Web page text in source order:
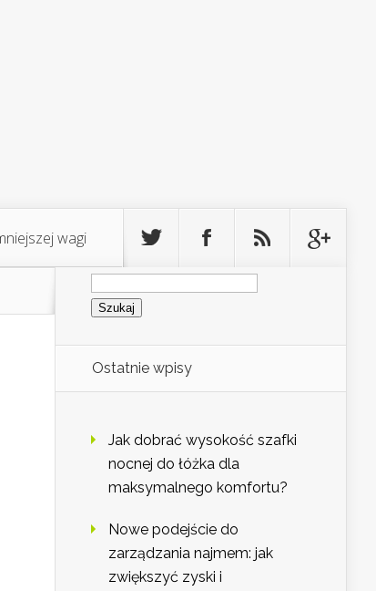
wagi
Szukaj:
Ostatnie wpisy
Jak dobrać wysokość szafki
nocnej do łóżka dla
maksymalnego komfortu?
Nowe podejście do
zarządzania najmem: jak
zwiększyć zyski i